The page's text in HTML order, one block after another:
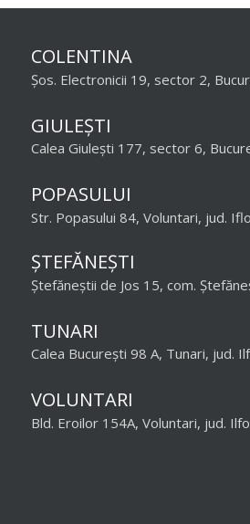
COLENTINA
Șos. Electronicii 19, sector 2,
GIULEȘTI
Calea Giulești 177, sector 6,
POPASULUI
Str. Popasului 84, Voluntari, jud.
ȘTEFĂNEȘTI
Ștefăneștii de Jos 15, com.
TUNARI
Calea București 98 A, Tunari, jud.
VOLUNTARI
Bld. Eroilor 154A, Voluntari, jud.